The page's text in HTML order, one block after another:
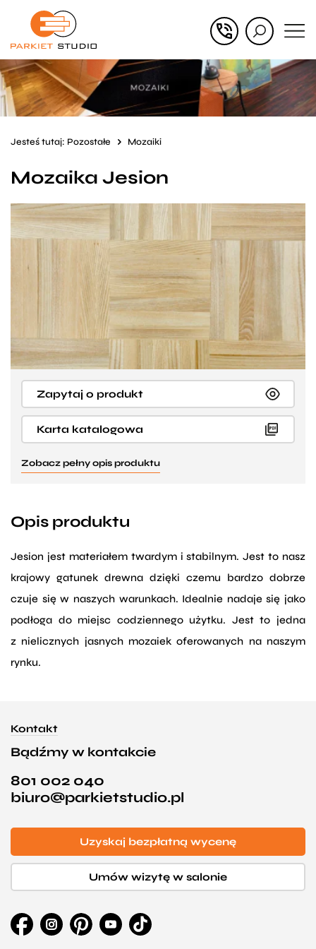
Przejdź
głównego
Przejdź
menu
w
stopce
Jesteś tutaj: Pozostałe Mozaiki
Mozaika Jesion
Zapytaj o produkt
Karta katalogowa
Zobacz pełny opis produktu
Opis produktu
Jesion jest materiałem twardym i stabilnym. Jest to nasz
krajowy gatunek drewna dzięki czemu bardzo dobrze
czuje się w naszych warunkach. Idealnie nadaje się jako
podłoga do miejsc codziennego użytku. Jest to jedna
z nielicznych jasnych mozaiek oferowanych na naszym
rynku.
Kontakt
Bądźmy w kontakcie
801 002 040
biuro@parkietstudio.pl
Uzyskaj bezpłatną wycenę
Umów wizytę w salonie